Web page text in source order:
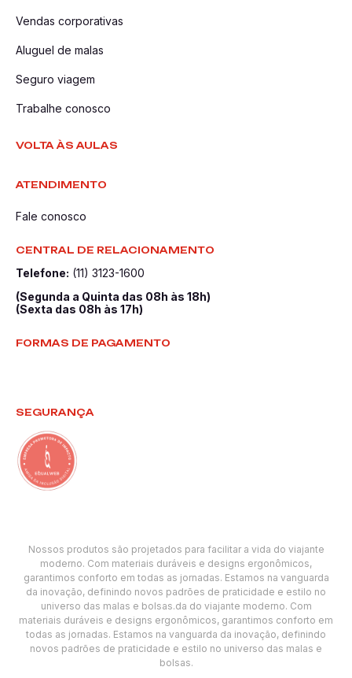
Vendas corporativas
Aluguel de malas
Seguro viagem
Trabalhe conosco
VOLTA ÀS AULAS
ATENDIMENTO
Fale conosco
CENTRAL DE RELACIONAMENTO
Telefone: (11) 3123-1600
(Segunda a Quinta das 08h às 18h)
(Sexta das 08h às 17h)
FORMAS DE PAGAMENTO
SEGURANÇA
Nossos produtos são projetados para facilitar a vida do viajante
moderno. Com materiais duráveis e designs ergonômicos,
garantimos conforto em todas as jornadas. Estamos na vanguarda
da inovação, definindo novos padrões de praticidade e estilo no
universo das malas e bolsas.da do viajante moderno. Com
materiais duráveis e designs ergonômicos, garantimos conforto em
todas as jornadas. Estamos na vanguarda da inovação, definindo
novos padrões de praticidade e estilo no universo das malas e
bolsas.